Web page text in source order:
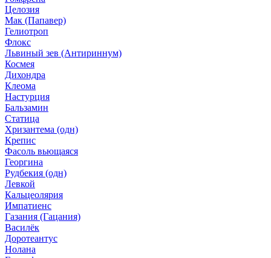
Целозия
Мак (Папавер)
Гелиотроп
Флокс
Львиный зев (Антириннум)
Космея
Дихондра
Клеома
Настурция
Бальзамин
Статица
Хризантема (одн)
Крепис
Фасоль вьющаяся
Георгина
Рудбекия (одн)
Левкой
Кальцеолярия
Импатиенс
Газания (Гацания)
Василёк
Доротеантус
Нолана